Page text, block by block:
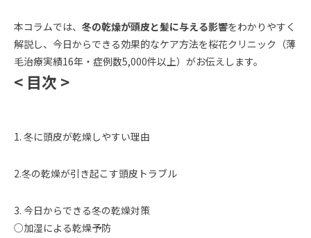
本コラムでは、 冬の乾燥が頭皮と髪に与える影響をわかりやすく
解説し、今日からできる効果的なケア方法を桜花クリニック（薄
毛治療実績16年・症例数5,000件以上）がお伝えします。
< 目次 >
1. 冬に頭皮が乾燥しやすい理由
2.冬の乾燥が引き起こす頭皮トラブル
3. 今日からできる冬の乾燥対策
○加湿による乾燥予防